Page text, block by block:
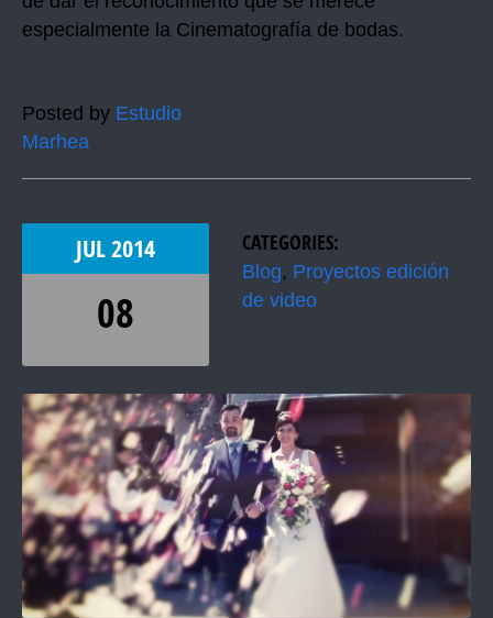
especialmente la Cinematografía de bodas.
Posted by Estudio
Marhea
JUL2014
08
CATEGORIES:
Blog, Proyectos edición
de video